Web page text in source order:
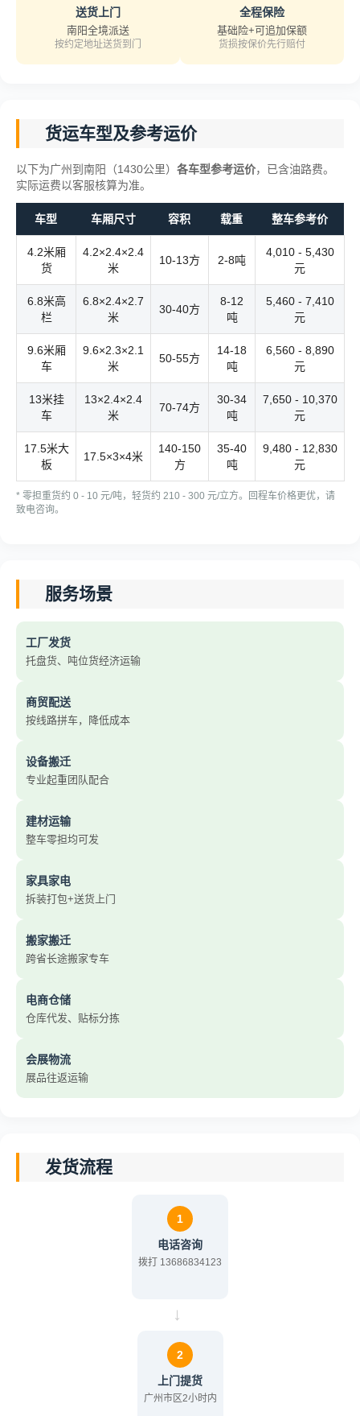
送货上门
南阳全境派送
按约定地址送货到门
全程保险
基础险+可追加保额
货损按保价先行赔付
货运车型及参考运价
以下为广州到南阳（1430公里） 各车型参考运价，已含油路费。
实际运费以客服核算为准。
车型 车厢尺寸 容积 载重 整车参考价
4.2米厢
货
4.2×2.4×2.4
米
10-13方 2-8吨
4,010 - 5,430
元
6.8米高
栏
6.8×2.4×2.7
米
30-40方
8-12
吨
5,460 - 7,410
元
9.6米厢
车
9.6×2.3×2.1
米
50-55方
14-18
吨
6,560 - 8,890
元
13米挂
车
13×2.4×2.4
米
70-74方
30-34
吨
7,650 - 10,370
元
17.5米大
板
17.5×3×4米
140-150
方
35-40
吨
9,480 - 12,830
元
* 零担重货约 0 - 10 元/吨，轻货约 210 - 300 元/立方。回程车价格更优，请
致电咨询。
服务场景
工厂发货
托盘货、吨位货经济运输
商贸配送
按线路拼车，降低成本
设备搬迁
专业起重团队配合
建材运输
整车零担均可发
家具家电
拆装打包+送货上门
搬家搬迁
跨省长途搬家专车
电商仓储
仓库代发、贴标分拣
会展物流
展品往返运输
发货流程
1
电话咨询
拨打 13686834123
→
2
上门提货
广州市区2小时内